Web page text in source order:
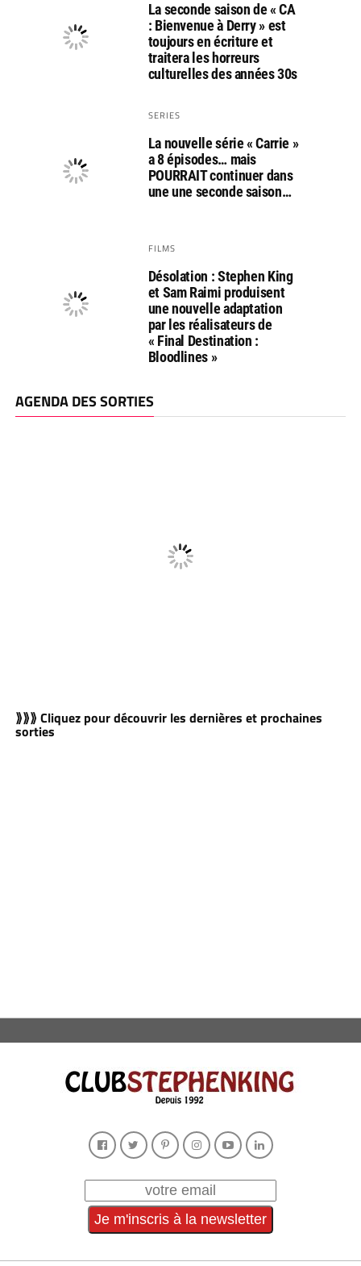
La seconde saison de « CA
: Bienvenue à Derry » est
toujours en écriture et
traitera les horreurs
culturelles des années 30s
SERIES
La nouvelle série « Carrie »
a 8 épisodes… mais
POURRAIT continuer dans
une une seconde saison…
FILMS
Désolation : Stephen King
et Sam Raimi produisent
une nouvelle adaptation
par les réalisateurs de
« Final Destination :
Bloodlines »
AGENDA DES SORTIES
⟫⟫⟫ Cliquez pour découvrir les dernières et prochaines
sorties